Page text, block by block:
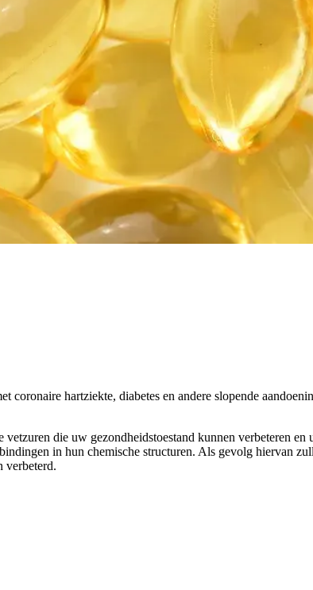
hartziekte, diabetes en andere slopende
die uw gezondheidstoestand kunnen verbeteren
in hun chemische structuren. Als gevolg hiervan
verbeterd.